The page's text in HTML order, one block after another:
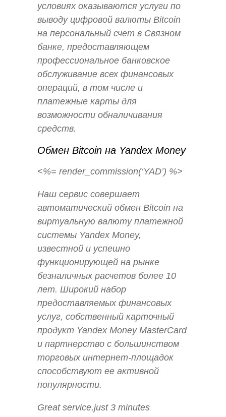
условиях оказываются услуги по
выводу цифровой валюты Bitcoin
на персональный счет в Связном
банке, предоставляющем
профессиональное банковское
обслуживание всех финансовых
операций, в том числе и
платежные карты для
возможности обналичивания
средств.
Обмен Bitcoin на Yandex Money
<%= render_commission(‘YAD’) %>
Наш сервис совершает
автоматический обмен Bitcoin на
виртуальную валюту платежной
системы Yandex Money,
известной и успешно
функционирующей на рынке
безналичных расчетов более 10
лет. Широкий набор
предоставляемых финансовых
услуг, собственный карточный
продукт Yandex Money MasterCard
и партнерство с большинством
торговых интернет-площадок
способствуют ее активной
популярности.
Great service,just 3 minutes